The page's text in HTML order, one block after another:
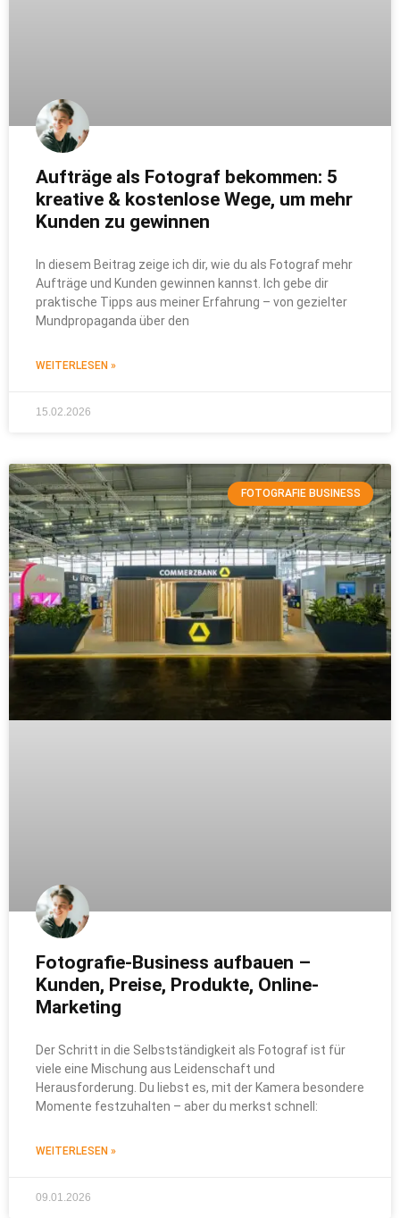
Aufträge als Fotograf bekommen: 5
kreative & kostenlose Wege, um mehr
Kunden zu gewinnen
In diesem Beitrag zeige ich dir, wie du als Fotograf mehr
Aufträge und Kunden gewinnen kannst. Ich gebe dir
praktische Tipps aus meiner Erfahrung – von gezielter
Mundpropaganda über den
WEITERLESEN »
15.02.2026
FOTOGRAFIE BUSINESS
Fotografie-Business aufbauen –
Kunden, Preise, Produkte, Online-
Marketing
Der Schritt in die Selbstständigkeit als Fotograf ist für
viele eine Mischung aus Leidenschaft und
Herausforderung. Du liebst es, mit der Kamera besondere
Momente festzuhalten – aber du merkst schnell:
WEITERLESEN »
09.01.2026